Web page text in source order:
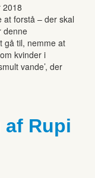
2018
forstå – der skal
denne
gå til, nemme at
kvinder i
vande’, der
Rupi